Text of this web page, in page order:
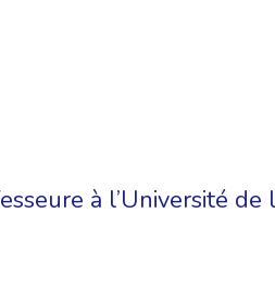
à l’Université de